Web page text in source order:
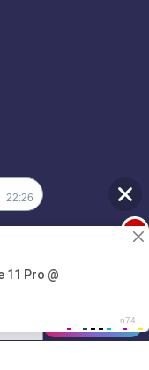
22:26
22:26
1